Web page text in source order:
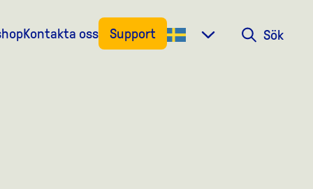
Kontakta oss Support Sök
Sök